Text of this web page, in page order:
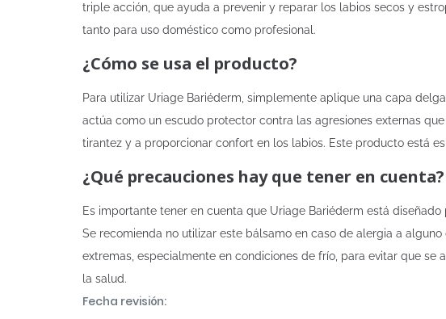
triple acción, que ayuda a prevenir y reparar los labios secos y
tanto para uso doméstico como profesional.
¿Cómo se usa el producto?
Para utilizar Uriage Bariéderm, simplemente aplique una capa
actúa como un escudo protector contra las agresiones externas
tirantez y a proporcionar confort en los labios. Este producto está
¿Qué precauciones hay que tener en cuenta?
Es importante tener en cuenta que Uriage Bariéderm está
Se recomienda no utilizar este bálsamo en caso de alergia a
extremas, especialmente en condiciones de frío, para evitar que
la salud.
Fecha revisión: